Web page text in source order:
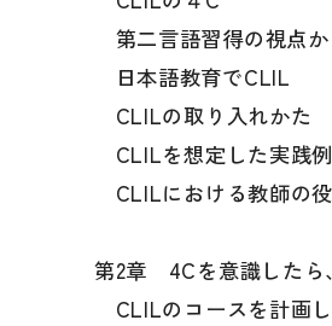
第二言語習得の視点
日本語教育でCLIL
CLILの取り入れかた
CLILを想定した実践例
CLILにおける教師の
第2章 4Cを意識したら
CLILのコースを計画